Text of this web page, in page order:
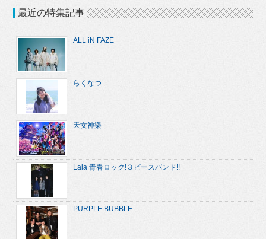
最近の特集記事
ALL iN FAZE
らくなつ
天女神樂
Lala 青春ロック!３ピースバンド!!
PURPLE BUBBLE